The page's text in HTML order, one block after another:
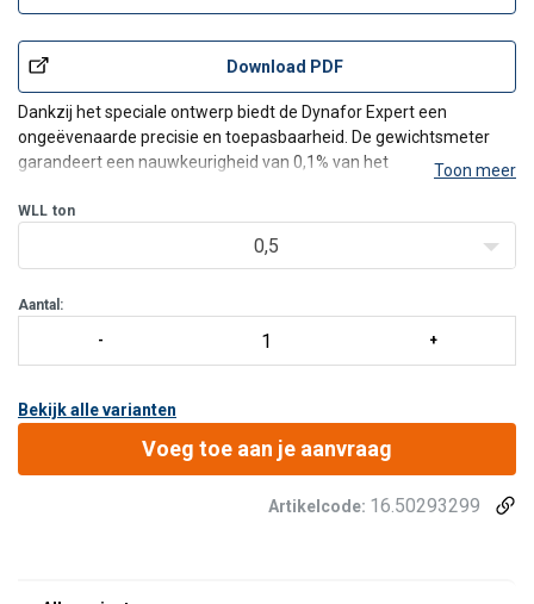
Download PDF
Dankzij het speciale ontwerp biedt de Dynafor Expert een
ongeëvenaarde precisie en toepasbaarheid. De gewichtsmeter
garandeert een nauwkeurigheid van 0,1% van het
Expert een draadloos bereik tot 30 m naar elke smartphone of
Toon meer
WLL ton
0,5
Aantal:
Bekijk alle varianten
Voeg toe aan je aanvraag
Artikelcode: 16.50293299